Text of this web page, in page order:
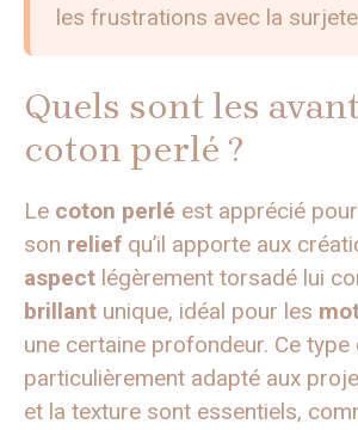
les frustrations avec la
Quels sont les
coton perlé ?
Le coton perlé est apprécié
son relief qu’il apporte aux
aspect légèrement torsadé lui
brillant unique, idéal pour les
une certaine profondeur. Ce type
particulièrement adapté aux
et la texture sont essentiels,